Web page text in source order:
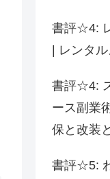
書評☆4:
| レンタ
書評☆4:
ース副業
保と改装
書評☆5: